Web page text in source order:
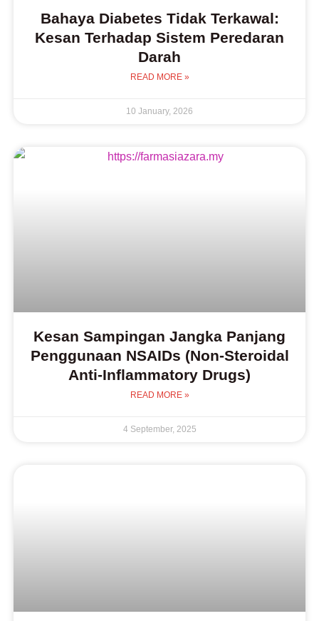
Bahaya Diabetes Tidak Terkawal:
Kesan Terhadap Sistem Peredaran
Darah
READ MORE »
10 January, 2026
Kesan Sampingan Jangka Panjang
Penggunaan NSAIDs (Non-Steroidal
Anti-Inflammatory Drugs)
READ MORE »
4 September, 2025